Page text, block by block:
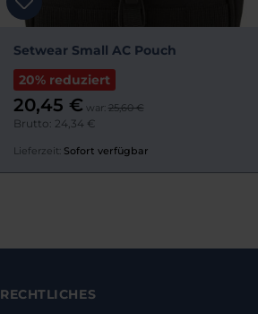
Setwear Small AC Pouch
20% reduziert
20,45 € war: 25,60 €
Brutto: 24,34 €
Lieferzeit: Sofort verfügbar
RECHTLICHES